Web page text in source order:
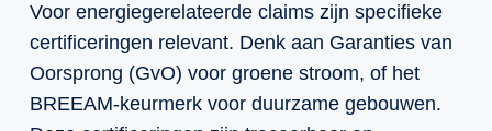
Voor energiegerelateerde claims zijn specifieke
certificeringen relevant. Denk aan Garanties van
Oorsprong (GvO) voor groene stroom, of het
BREEAM-keurmerk voor duurzame gebouwen.